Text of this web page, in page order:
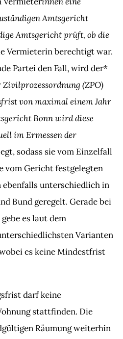
Amtsgericht
Amtsgericht prüft, ob die
Vermieterin berechtigt war.
Partei den Fall, wird der*
Zivilprozessordnung (ZPO)
von maximal einem Jahr
Bonn wird diese
im Ermessen der
sodass sie vom Einzelfall
vom Gericht festgelegten
ebenfalls unterschiedlich in
Bund geregelt. Gerade bei
es laut dem
Varianten
es keine Mindestfrist
darf keine
stattfinden. Die
Räumung weiterhin